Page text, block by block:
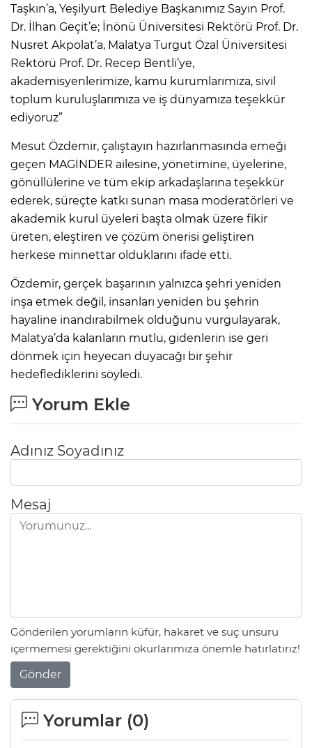
Taşkın’a, Yeşilyurt Belediye Başkanımız Sayın Prof.
Dr. İlhan Geçit’e; İnönü Üniversitesi Rektörü Prof. Dr.
Nusret Akpolat’a, Malatya Turgut Özal Üniversitesi
Rektörü Prof. Dr. Recep Bentli’ye,
akademisyenlerimize, kamu kurumlarımıza, sivil
toplum kuruluşlarımıza ve iş dünyamıza teşekkür
ediyoruz”
Mesut Özdemir, çalıştayın hazırlanmasında emeği
geçen MAGİNDER ailesine, yönetimine, üyelerine,
gönüllülerine ve tüm ekip arkadaşlarına teşekkür
ederek, süreçte katkı sunan masa moderatörleri ve
akademik kurul üyeleri başta olmak üzere fikir
üreten, eleştiren ve çözüm önerisi geliştiren
herkese minnettar olduklarını ifade etti.
Özdemir, gerçek başarının yalnızca şehri yeniden
inşa etmek değil, insanları yeniden bu şehrin
hayaline inandırabilmek olduğunu vurgulayarak,
Malatya’da kalanların mutlu, gidenlerin ise geri
dönmek için heyecan duyacağı bir şehir
hedeflediklerini söyledi.
Yorum Ekle
Adınız Soyadınız
Mesaj
Gönderilen yorumların küfür, hakaret ve suç unsuru
içermemesi gerektiğini okurlarımıza önemle hatırlatırız!
Gönder
Yorumlar (0)